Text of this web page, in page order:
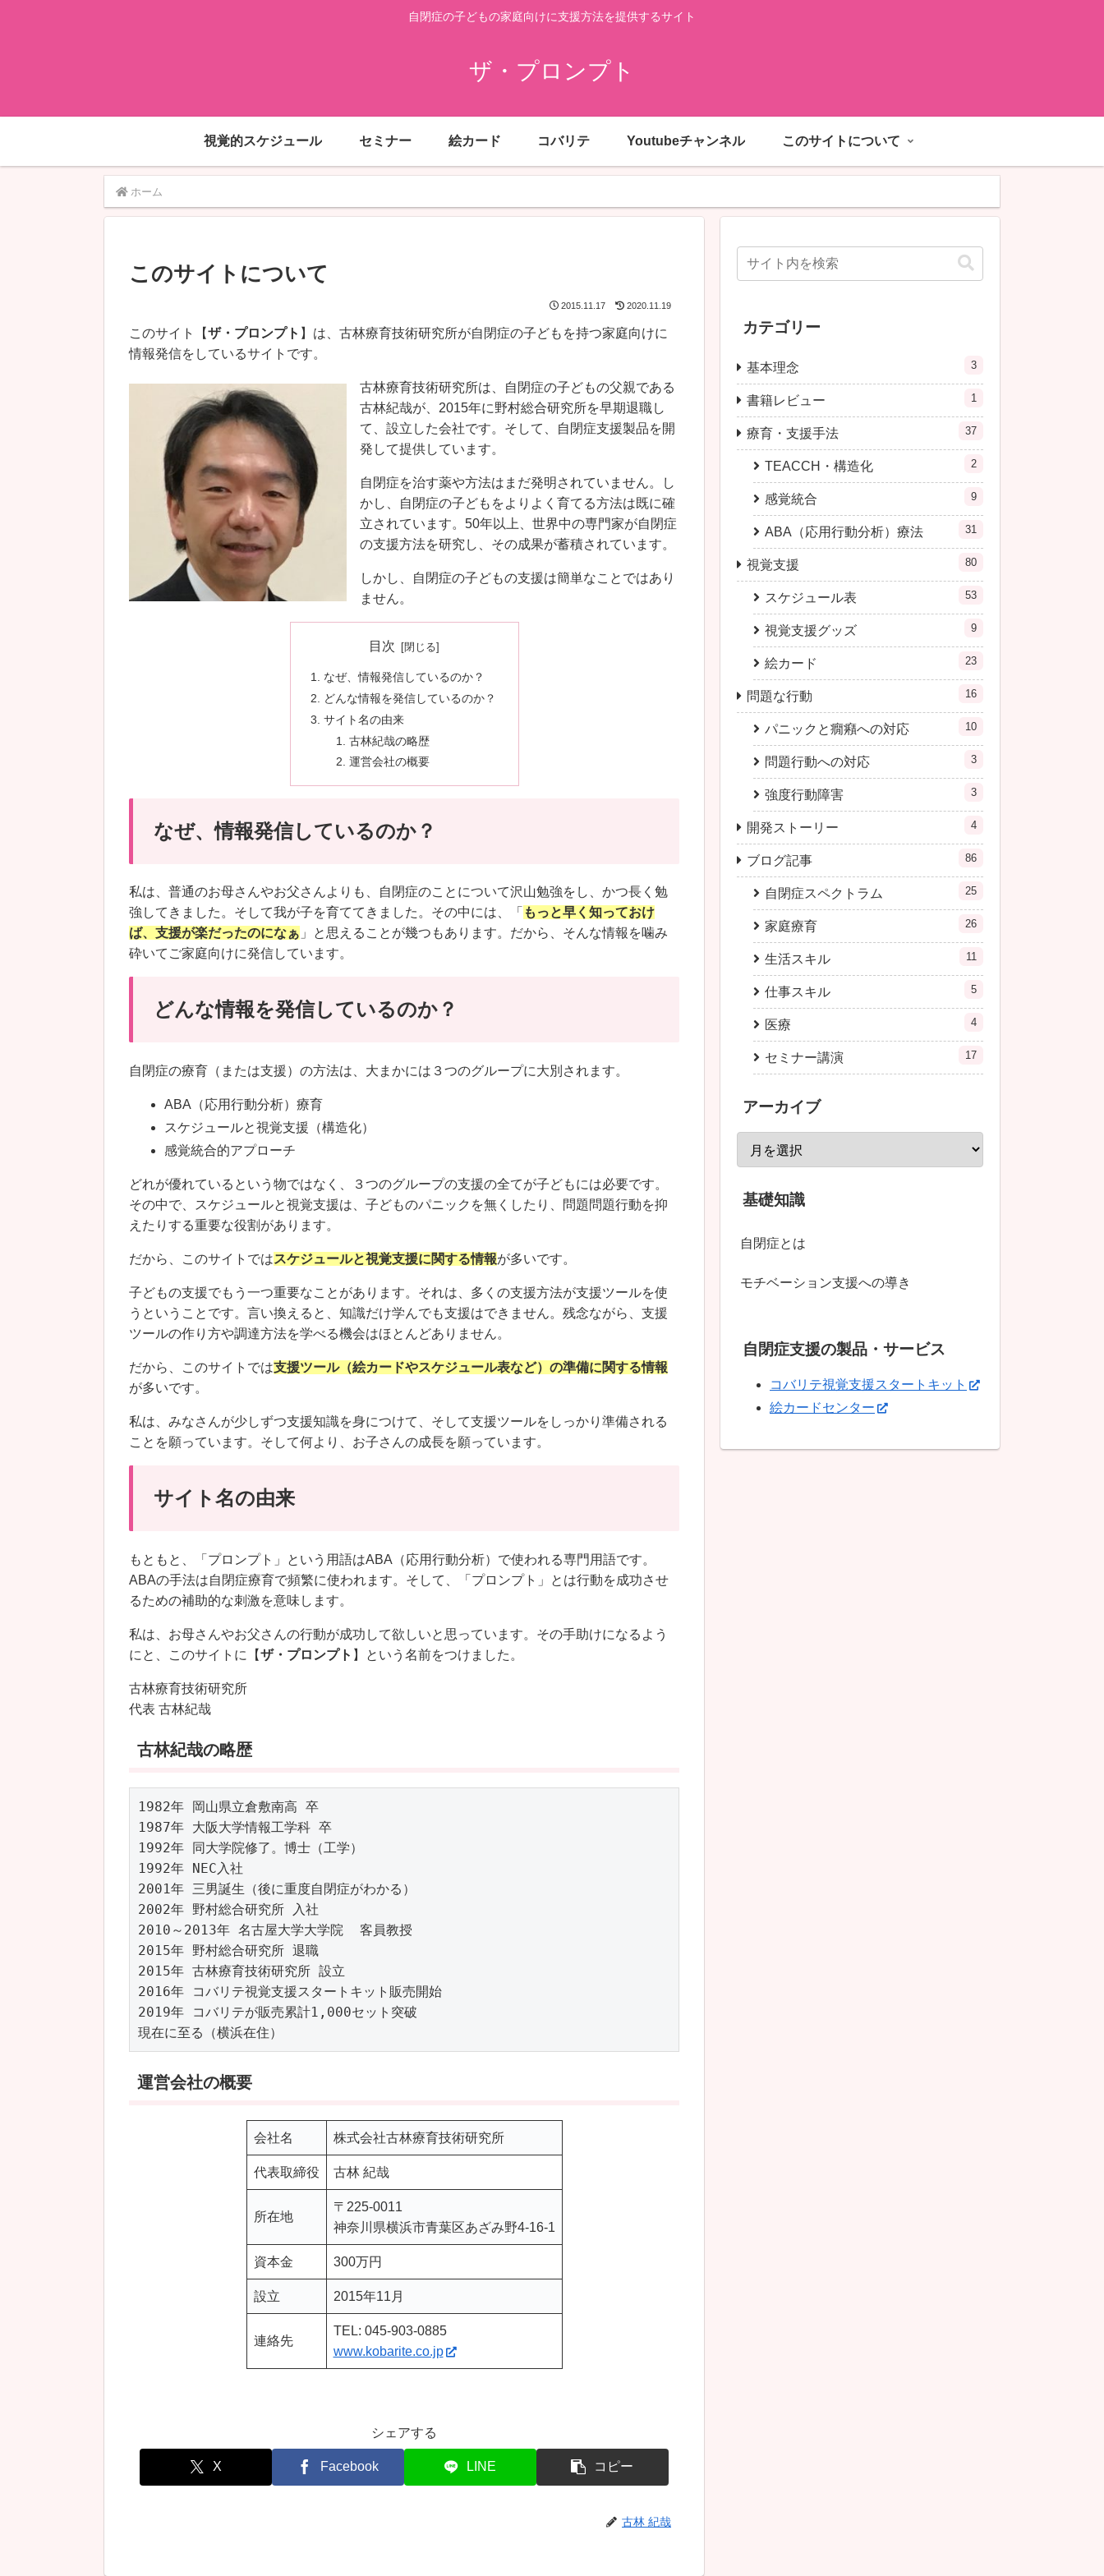
自閉症の子どもの家庭向けに支援方法を提供するサイト
ザ・プロンプト
視覚的スケジュール セミナー 絵カード コバリテ Youtubeチャンネル このサイトについて
ホーム
このサイトについて
2015.11.17 2020.11.19
このサイト【ザ・プロンプト 】は、古林療育技術研究所が自閉症の子どもを持つ家庭向けに
情報発信をしているサイトです。
古林療育技術研究所は、自閉症の子どもの父親である
古林紀哉が、2015年に野村総合研究所を早期退職し
て、設立した会社です。そして、自閉症支援製品を開
発して提供しています。
自閉症を治す薬や方法はまだ発明されていません。し
かし、自閉症の子どもをよりよく育てる方法は既に確
立されています。50年以上、世界中の専門家が自閉症
の支援方法を研究し、その成果が蓄積されています。
しかし、自閉症の子どもの支援は簡単なことではあり
ません。
目次
なぜ、情報発信しているのか？
どんな情報を発信しているのか？
サイト名の由来
古林紀哉の略歴
運営会社の概要
なぜ、情報発信しているのか？
私は、普通のお母さんやお父さんよりも、自閉症のことについて沢山勉強をし、かつ長く勉
強してきました。そして我が子を育ててきました。その中には、「 もっと早く知っておけ
ば、支援が楽だったのになぁ 」と思えることが幾つもあります。だから、そんな情報を噛み
砕いてご家庭向けに発信しています。
どんな情報を発信しているのか？
自閉症の療育（または支援）の方法は、大まかには３つのグループに大別されます。
ABA（応用行動分析）療育
スケジュールと視覚支援（構造化）
感覚統合的アプローチ
どれが優れているという物ではなく、３つのグループの支援の全てが子どもには必要です。
その中で、スケジュールと視覚支援は、子どものパニックを無くしたり、問題問題行動を抑
えたりする重要な役割があります。
だから、このサイトではスケジュールと視覚支援に関する情報が多いです。
子どもの支援でもう一つ重要なことがあります。それは、多くの支援方法が支援ツールを使
うということです。言い換えると、知識だけ学んでも支援はできません。残念ながら、支援
ツールの作り方や調達方法を学べる機会はほとんどありません。
だから、このサイトでは支援ツール（絵カードやスケジュール表など）の準備に関する情報
が多いです。
私は、みなさんが少しずつ支援知識を身につけて、そして支援ツールをしっかり準備される
ことを願っています。そして何より、お子さんの成長を願っています。
サイト名の由来
もともと、「プロンプト」という用語はABA（応用行動分析）で使われる専門用語です。
ABAの手法は自閉症療育で頻繁に使われます。そして、「プロンプト」とは行動を成功させ
るための補助的な刺激を意味します。
私は、お母さんやお父さんの行動が成功して欲しいと思っています。その手助けになるよう
にと、このサイトに【ザ・プロンプト 】という名前をつけました。
古林療育技術研究所
代表 古林紀哉
古林紀哉の略歴
1982年 岡山県立倉敷南高 卒
1987年 大阪大学情報工学科 卒
1992年 同大学院修了。博士（工学）
1992年 NEC入社
2001年 三男誕生（後に重度自閉症がわかる）
2002年 野村総合研究所 入社
2010～2013年 名古屋大学大学院  客員教授
2015年 野村総合研究所 退職
2015年 古林療育技術研究所 設立
2016年 コバリテ視覚支援スタートキット販売開始
2019年 コバリテが販売累計1,000セット突破
現在に至る（横浜在住）
運営会社の概要
会社名 株式会社古林療育技術研究所
代表取締役 古林 紀哉
所在地
〒225-0011
神奈川県横浜市青葉区あざみ野4-16-1
資本金 300万円
設立 2015年11月
連絡先
TEL: 045-903-0885
www.kobarite.co.jp
シェアする
X Facebook LINE コピー
古林 紀哉
カテゴリー
基本理念 3
書籍レビュー 1
療育・支援手法 37
TEACCH・構造化 2
感覚統合 9
ABA（応用行動分析）療法 31
視覚支援 80
スケジュール表 53
視覚支援グッズ 9
絵カード 23
問題な行動 16
パニックと癇癪への対応 10
問題行動への対応 3
強度行動障害 3
開発ストーリー 4
ブログ記事 86
自閉症スペクトラム 25
家庭療育 26
生活スキル 11
仕事スキル 5
医療 4
セミナー講演 17
アーカイブ
基礎知識
自閉症とは
モチベーション支援への導き
自閉症支援の製品・サービス
コバリテ視覚支援スタートキット
絵カードセンター